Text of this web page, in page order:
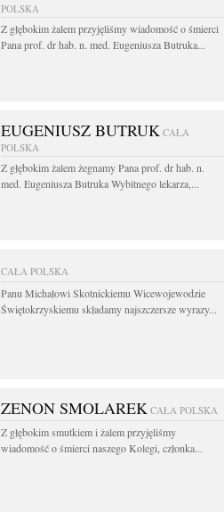
POLSKA
Z głębokim żalem przyjęliśmy wiadomość o śmierci
Pana prof. dr hab. n. med. Eugeniusza Butruka...
EUGENIUSZ BUTRUK CAŁA
POLSKA
Z głębokim żalem żegnamy Pana prof. dr hab. n.
med. Eugeniusza Butruka Wybitnego lekarza,...
CAŁA POLSKA
Panu Michałowi Skotnickiemu Wicewojewodzie
Świętokrzyskiemu składamy najszczersze wyrazy...
ZENON SMOLAREK CAŁA POLSKA
Z głębokim smutkiem i żalem przyjęliśmy
wiadomość o śmierci naszego Kolegi, członka...